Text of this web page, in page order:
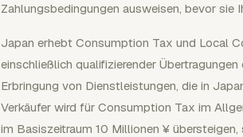
Zahlungsbedingungen ausweisen, bevor sie
Japan erhebt Consumption Tax und Local
einschließlich qualifizierender
Erbringung von Dienstleistungen, die in
Verkäufer wird für Consumption Tax im
im Basiszeitraum 10 Millionen ¥